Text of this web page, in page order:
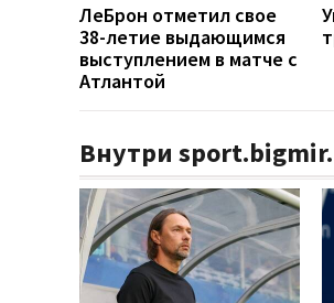
ЛеБрон отметил свое
38-летие выдающимся
выступлением в матче с
Атлантой
Внутри